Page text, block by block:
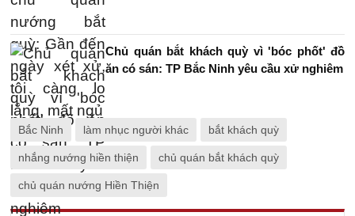
Chủ quán bắt khách quỳ vì 'bóc phốt' đồ
ăn có sán: TP Bắc Ninh yêu cầu xử nghiêm
Bắc Ninh làm nhục người khác bắt khách quỳ
nhắng nướng hiền thiện chủ quán bắt khách quỳ
chủ quán nướng Hiền Thiện